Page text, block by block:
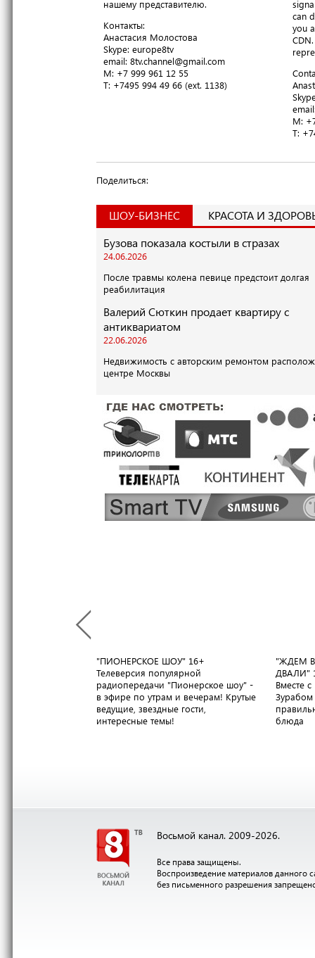
нашему представителю.
Контакты:
Анастасия Молостова
​Skype: europe8tv
email: 8tv.channel@gmail.com
M: +7 999 961 12 55
T​: +7495 994 49 66 (ext. 1138)
can
you
M:
T​:
Поделиться:
ШОУ-БИЗНЕС
КРАСОТА И
Бузова показала костыли в стразах
24.06.2026
После травмы колена певице предстоит долгая
реабилитация
Валерий Сюткин продает квартиру с
антиквариатом
22.06.2026
Недвижимость с авторским ремонтом
центре Москвы
"ПИОНЕРСКОЕ ШОУ" 16+
Телеверсия популярной
радиопередачи "Пионерское шоу" -
в эфире по утрам и вечерам! Крутые
ведущие, звездные гости,
интересные темы!
"ЖДЕМ
ДВАЛИ"
Вместе
Зурабом
блюда
Восьмой канал. 2009-2026.
Все права защищены.
Воспроизведение материалов данного
без письменного разрешения